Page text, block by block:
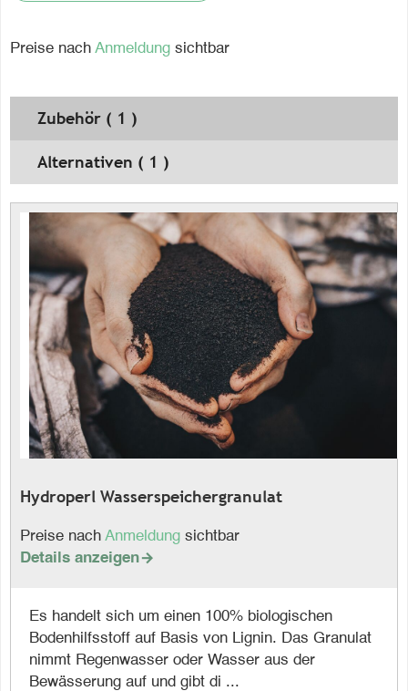
Preise nach Anmeldung sichtbar
Zubehör ( 1 )
Alternativen ( 1 )
Hydroperl Wasserspeichergranulat
Preise nach Anmeldung sichtbar
Details anzeigen
Es handelt sich um einen 100% biologischen
Bodenhilfsstoff auf Basis von Lignin. Das Granulat
nimmt Regenwasser oder Wasser aus der
Bewässerung auf und gibt di ...